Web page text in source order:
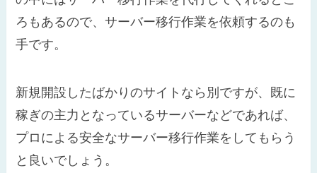
ろもあるので、サーバー移行作業を依頼するのも
手です。
新規開設したばかりのサイトなら別ですが、既に
稼ぎの主力となっているサーバーなどであれば、
プロによる安全なサーバー移行作業をしてもらう
と良いでしょう。